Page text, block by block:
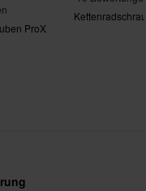
ProX